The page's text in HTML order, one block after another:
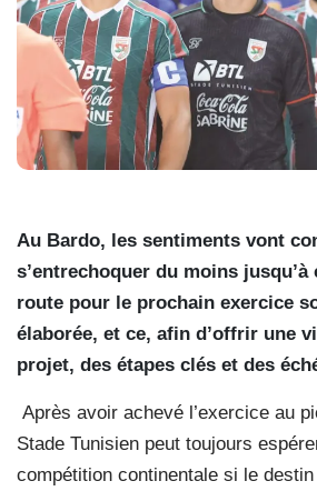
Au Bardo, les sentiments vont
s’entrechoquer du moins
route pour le prochain exercice
élaborée, et ce, afin d’offrir une
projet, des étapes clés et des
Après avoir achevé l’exercice au
Stade Tunisien peut toujours
compétition continentale si le